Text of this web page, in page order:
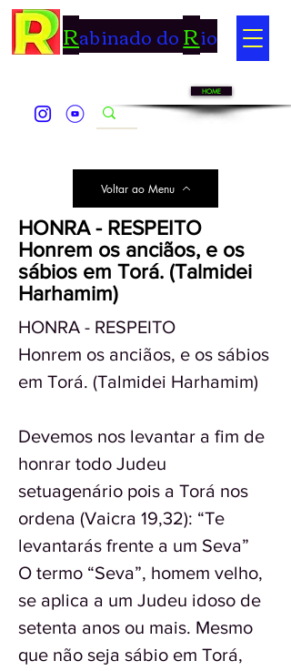
Rabinado doRio
HOME
Voltar ao Menu
HONRA - RESPEITO
Honrem os anciãos, e os
sábios em Torá. (Talmidei
Harhamim)
HONRA - RESPEITO
Honrem os anciãos, e os sábios
em Torá. (Talmidei Harhamim)
Devemos nos levantar a fim de
honrar todo Judeu
setuagenário pois a Torá nos
ordena (Vaicra 19,32): “Te
levantarás frente a um Seva”
O termo “Seva”, homem velho,
se aplica a um Judeu idoso de
setenta anos ou mais. Mesmo
que não seja sábio em Torá,